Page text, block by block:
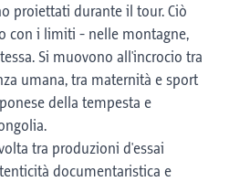
proiettati durante il tour. Ciò
con i limiti - nelle montagne,
Si muovono all'incrocio tra
umana, tra maternità e sport
della tempesta e
tra produzioni d'essai
documentaristica e